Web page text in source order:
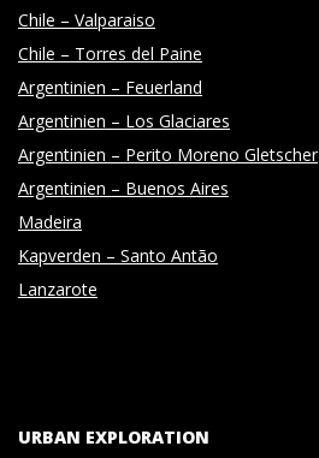
Chile – Valparaiso
Chile – Torres del Paine
Argentinien – Feuerland
Argentinien – Los Glaciares
Argentinien – Perito Moreno Gletscher
Argentinien – Buenos Aires
Madeira
Kapverden – Santo Antão
Lanzarote
URBAN EXPLORATION